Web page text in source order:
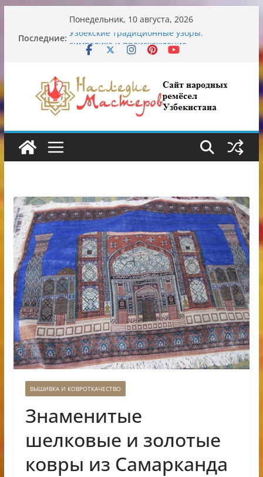
содержимому
Понедельник, 10 августа, 2026
Последние: Узбекские традиционные узоры:
символика и происхождение
Опасная диета Алины Загитовой
От знахарей до университетских клиник
Обрушение на одном из ключевых
перекрёстков Ташкента: перекрыт
путепровод на Буюк Ипак Йули
ВЫШИВКА И КОВРОТКАЧЕСТВО
Знаменитые
шелковые и золотые
ковры из Самарканда